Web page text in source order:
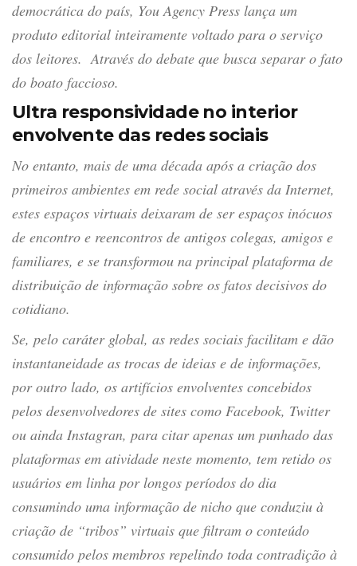
democrática do país, You Agency Press lança um
produto editorial inteiramente voltado para o serviço
dos leitores. Através do debate que busca separar o fato
do boato faccioso.
Ultra responsividade no interior
envolvente das redes sociais
No entanto, mais de uma década após a criação dos
primeiros ambientes em rede social através da Internet,
estes espaços virtuais deixaram de ser espaços inócuos
de encontro e reencontros de antigos colegas, amigos e
familiares, e se transformou na principal plataforma de
distribuição de informação sobre os fatos decisivos do
cotidiano.
Se, pelo caráter global, as redes sociais facilitam e dão
instantaneidade as trocas de ideias e de informações,
por outro lado, os artifícios envolventes concebidos
pelos desenvolvedores de sites como Facebook, Twitter
ou ainda Instagran, para citar apenas um punhado das
plataformas em atividade neste momento, tem retido os
usuários em linha por longos períodos do dia
consumindo uma informação de nicho que conduziu à
criação de “tribos” virtuais que filtram o conteúdo
consumido pelos membros repelindo toda contradição à